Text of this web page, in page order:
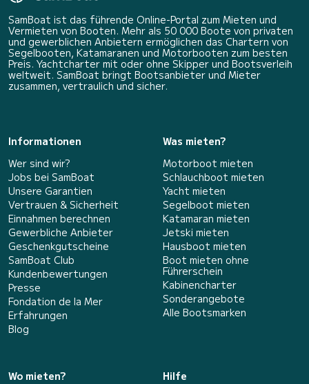
SamBoat ist das führende Online-Portal zum Mieten und
Vermieten von Booten. Mehr als 50 000 Boote von privaten
und gewerblichen Anbietern ermöglichen das Chartern von
Segelbooten, Katamaranen und Motorbooten zum besten
Preis. Yachtcharter mit oder ohne Skipper und Bootsverleih
weltweit. SamBoat bringt Bootsanbieter und Mieter
zusammen, vertraulich und sicher.
Informationen
Wer sind wir?
Jobs bei SamBoat
Unsere Garantien
Vertrauen & Sicherheit
Einnahmen berechnen
Gewerbliche Anbieter
Geschenkgutscheine
SamBoat Club
Kundenbewertungen
Presse
Fondation de la Mer
Erfahrungen
Blog
Was mieten?
Motorboot mieten
Schlauchboot mieten
Yacht mieten
Segelboot mieten
Katamaran mieten
Jetski mieten
Hausboot mieten
Boot mieten ohne
Führerschein
Kabinencharter
Sonderangebote
Alle Bootsmarken
Wo mieten?
Hilfe